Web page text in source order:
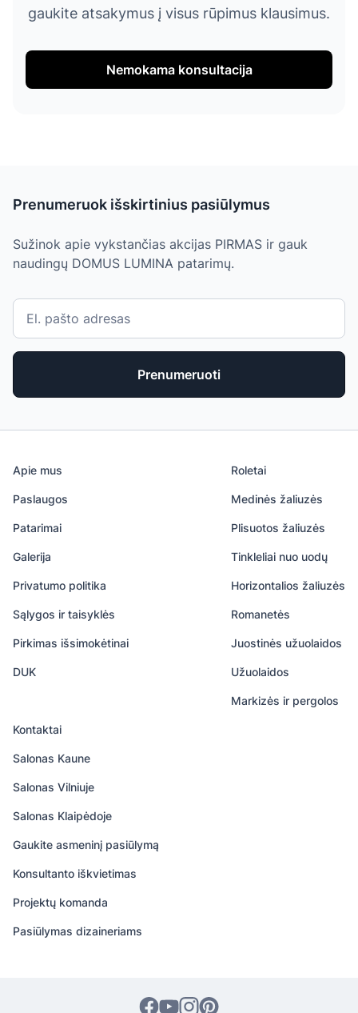
gaukite atsakymus į visus rūpimus klausimus.
Nemokama konsultacija
Prenumeruok išskirtinius pasiūlymus
Sužinok apie vykstančias akcijas PIRMAS ir gauk
naudingų DOMUS LUMINA patarimų.
Prenumeruoti
Apie mus
Paslaugos
Patarimai
Galerija
Privatumo politika
Sąlygos ir taisyklės
Pirkimas išsimokėtinai
DUK
Roletai
Medinės žaliuzės
Plisuotos žaliuzės
Tinkleliai nuo uodų
Horizontalios žaliuzės
Romanetės
Juostinės užuolaidos
Užuolaidos
Markizės ir pergolos
Kontaktai
Salonas Kaune
Salonas Vilniuje
Salonas Klaipėdoje
Gaukite asmeninį pasiūlymą
Konsultanto iškvietimas
Projektų komanda
Pasiūlymas dizaineriams